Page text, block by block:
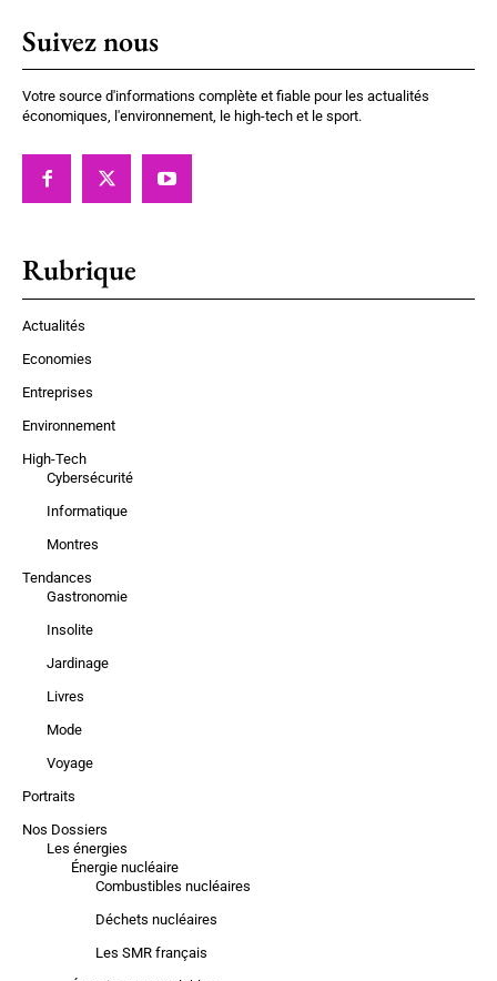
Suivez nous
Votre source d'informations complète et fiable pour les actualités
économiques, l'environnement, le high-tech et le sport.
Rubrique
Actualités
Economies
Entreprises
Environnement
High-Tech
Cybersécurité
Informatique
Montres
Tendances
Gastronomie
Insolite
Jardinage
Livres
Mode
Voyage
Portraits
Nos Dossiers
Les énergies
Énergie nucléaire
Combustibles nucléaires
Déchets nucléaires
Les SMR français